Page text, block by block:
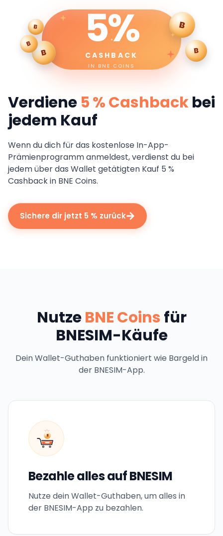
5%
CASHBACK
IN BNE COINS
B B
B
B
B
Verdiene 5 % Cashbackbei
jedem Kauf
Wenn du dich für das kostenlose In-App-
Prämienprogramm anmeldest, verdienst du bei
jedem über das Wallet getätigten Kauf 5 %
Cashback in BNE Coins.
Sichere dir jetzt 5 % zurück
NutzeBNE Coinsfür
BNESIM-Käufe
Dein Wallet-Guthaben funktioniert wie Bargeld in
der BNESIM-App.
B
Bezahle alles auf BNESIM
Nutze dein Wallet-Guthaben, um alles in
der BNESIM-App zu bezahlen.